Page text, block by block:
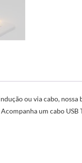
ou via cabo,
um cabo USB